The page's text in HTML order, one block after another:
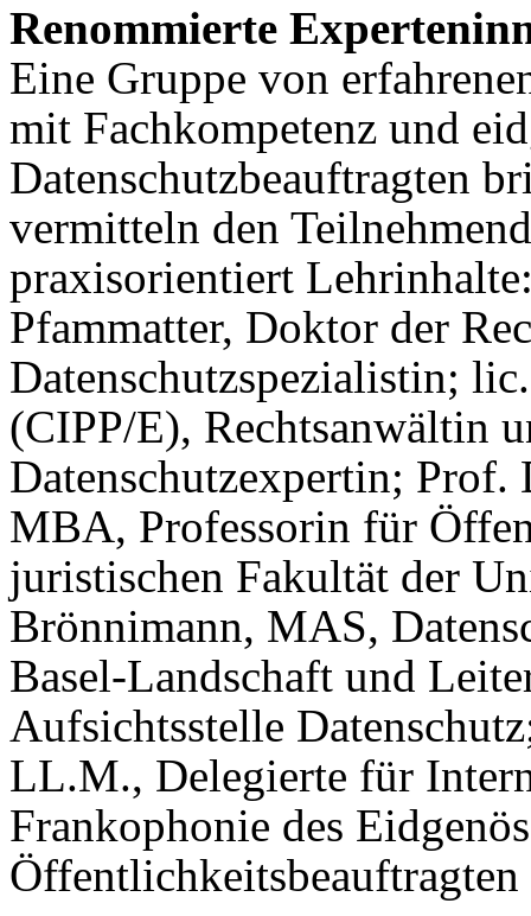
Renommierte
Eine Gruppe von
mit Fachkompetenz und
Datenschutzbeauftragten
vermitteln den
praxisorientiert
Pfammatter, Doktor der
Datenschutzspezialistin;
(CIPP/E), Rechtsanwältin
Datenschutzexpertin;
MBA, Professorin für
juristischen Fakultät der
Brönnimann, MAS,
Basel-Landschaft und
Aufsichtsstelle
LL.M., Delegierte für
Frankophonie des